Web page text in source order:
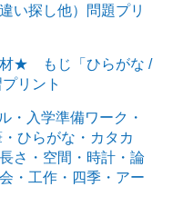
い探し他）問題プリ
★ もじ「ひらがな /
リント
・入学準備ワーク・
ひらがな・カタカ
さ・空間・時計・論
・工作・四季・アー